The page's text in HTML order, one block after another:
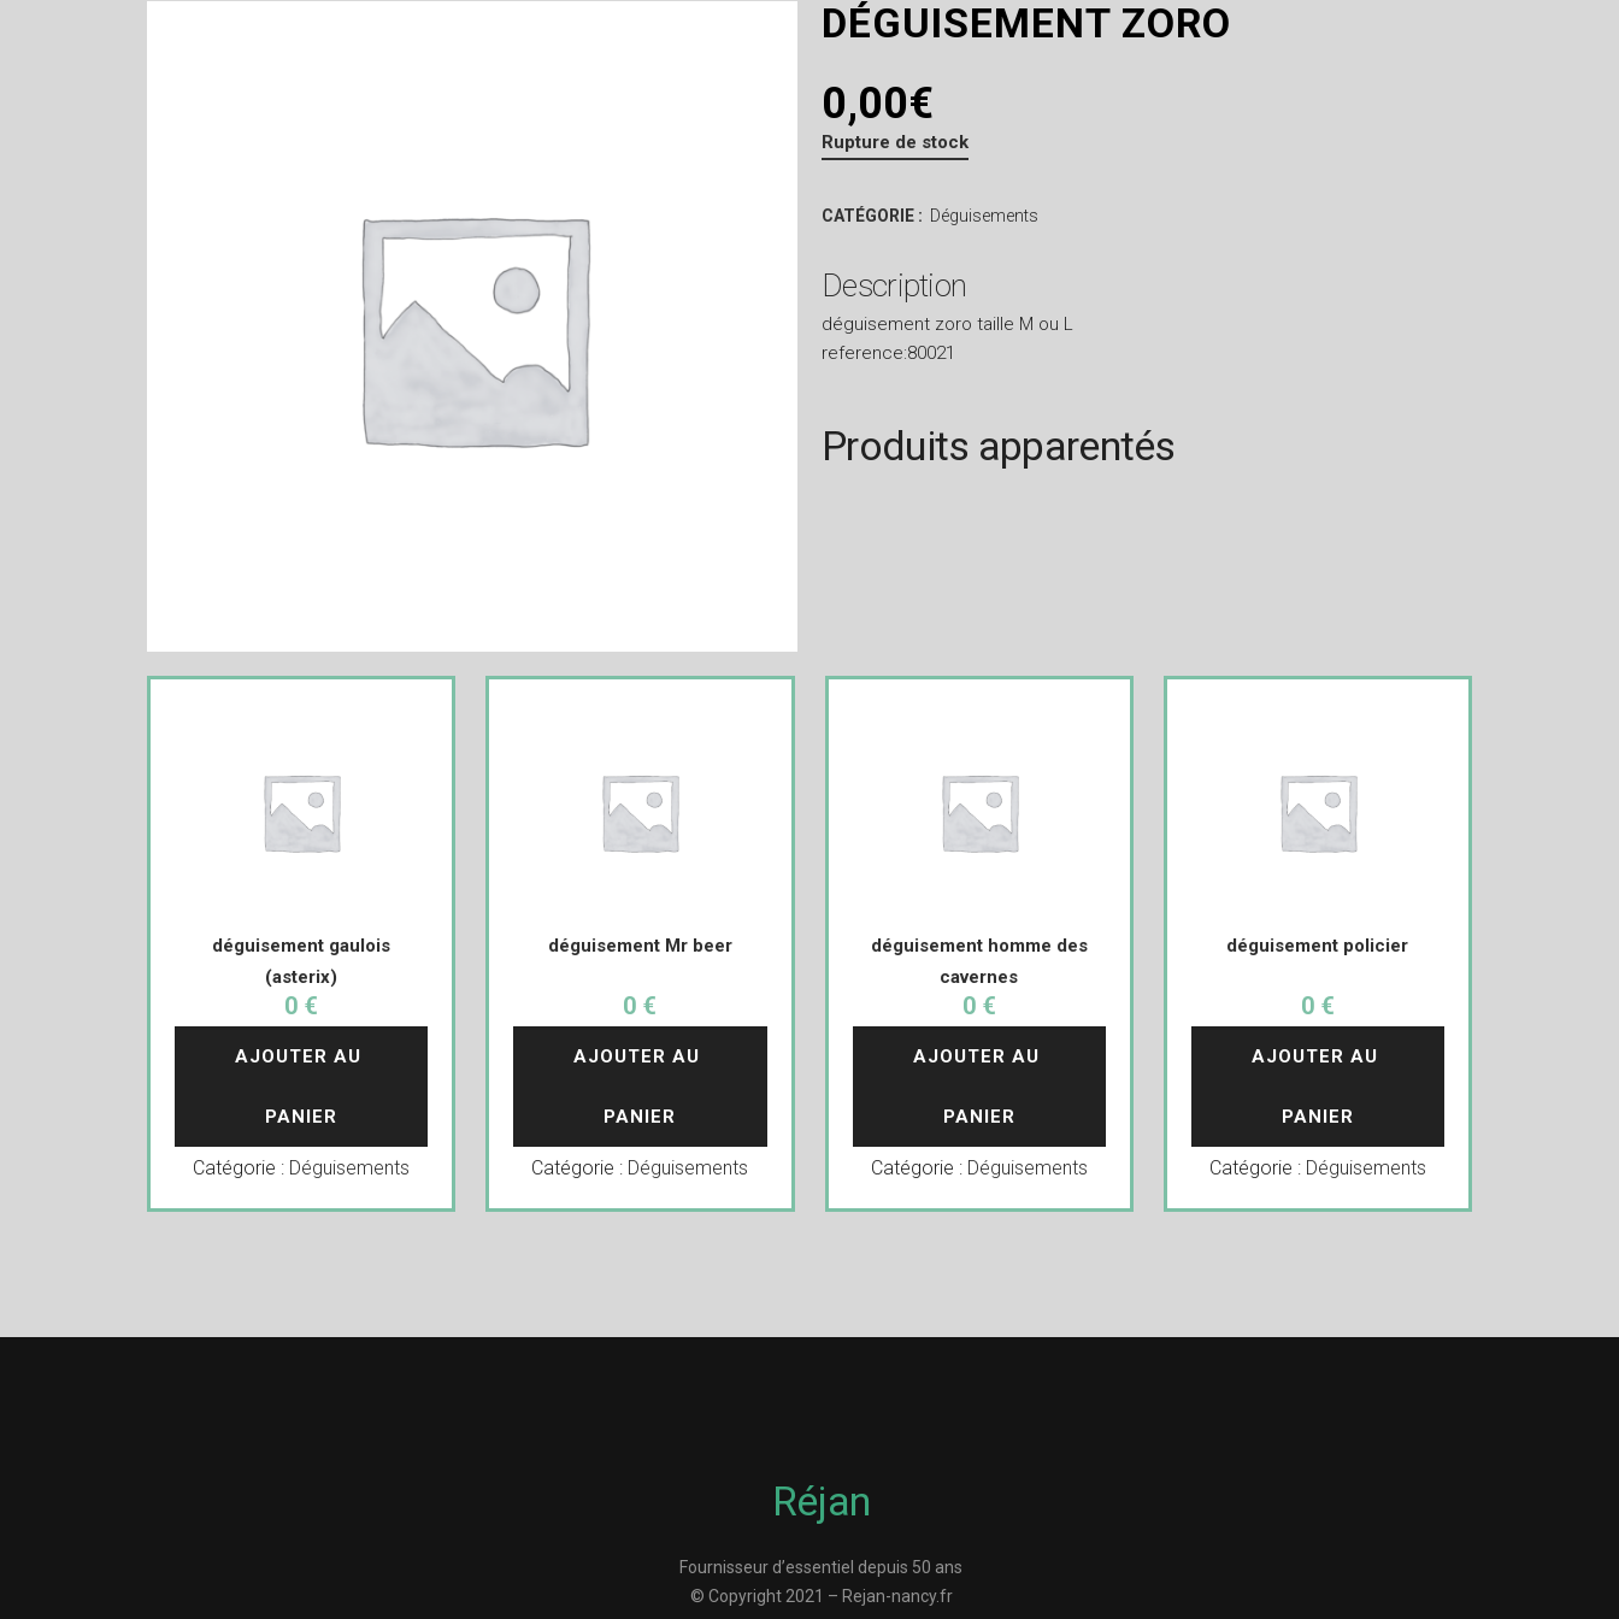
DÉGUISEMENT ZORO
0,00€
Rupture de stock
CATÉGORIE : Déguisements
Description
déguisement zoro taille M ou L
reference:80021
Produits apparentés
déguisement gaulois
(asterix)
0 €
AJOUTER AU
PANIER
Catégorie : Déguisements
déguisement Mr beer
0 €
AJOUTER AU
PANIER
Catégorie : Déguisements
déguisement homme des
cavernes
0 €
AJOUTER AU
PANIER
Catégorie : Déguisements
déguisement policier
0 €
AJOUTER AU
PANIER
Catégorie : Déguisements
Réjan
Fournisseur d’essentiel depuis 50 ans
© Copyright 2021 – Rejan-nancy.fr